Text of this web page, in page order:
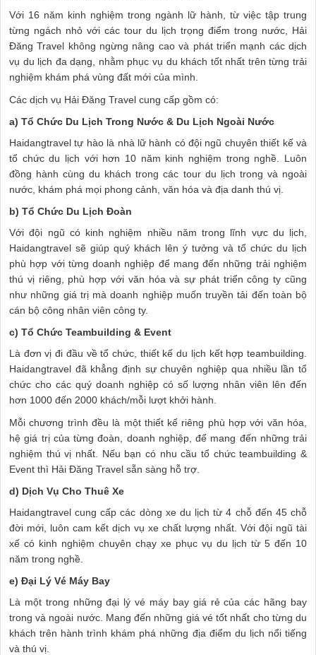
Với 16 năm kinh nghiệm trong ngành lữ hành, từ việc tập trung
từng ngách nhỏ với các tour du lịch trọng điểm trong nước, Hải
Đăng Travel không ngừng nâng cao và phát triển mạnh các dịch
vụ du lịch đa dạng, nhằm phục vụ du khách tốt nhất trên từng trải
nghiệm khám phá vùng đất mới của mình.
Các dịch vụ Hải Đăng Travel cung cấp gồm có:
a) Tổ Chức Du Lịch Trong Nước & Du Lịch Ngoài Nước
Haidangtravel tự hào là nhà lữ hành có đội ngũ chuyên thiết kế và
tổ chức du lịch với hơn 10 năm kinh nghiệm trong nghề. Luôn
đồng hành cùng du khách trong các tour du lịch trong và ngoài
nước, khám phá mọi phong cảnh, văn hóa và địa danh thú vị.
b) Tổ Chức Du Lịch Đoàn
Với đội ngũ có kinh nghiệm nhiều năm trong lĩnh vực du lịch,
Haidangtravel sẽ giúp quý khách lên ý tưởng và tổ chức du lịch
phù hợp với từng doanh nghiệp để mang đến những trải nghiệm
thú vị riêng, phù hợp với văn hóa và sự phát triển công ty cũng
như những giá trị mà doanh nghiệp muốn truyền tải đến toàn bộ
cán bộ công nhân viên công ty.
c) Tổ Chức Teambuilding & Event
Là đơn vị đi đầu về tổ chức, thiết kế du lịch kết hợp teambuilding.
Haidangtravel đã khẳng định sự chuyên nghiệp qua nhiều lần tổ
chức cho các quý doanh nghiệp có số lượng nhân viên lên đến
hơn 1000 đến 2000 khách/mỗi lượt khởi hành.
Mỗi chương trình đều là một thiết kế riêng phù hợp với văn hóa,
hệ giá trị của từng đoàn, doanh nghiệp, để mang đến những trải
nghiệm thú vị nhất. Nếu bạn có nhu cầu tổ chức teambuilding &
Event thì Hải Đăng Travel sẵn sàng hỗ trợ.
d) Dịch Vụ Cho Thuê Xe
Haidangtravel cung cấp các dòng xe du lịch từ 4 chỗ đến 45 chỗ
đời mới, luôn cam kết dịch vụ xe chất lượng nhất. Với đội ngũ tài
xế có kinh nghiệm chuyên chạy xe phục vụ du lịch từ 5 đến 10
năm trong nghề.
e) Đại Lý Vé Máy Bay
Là một trong những đại lý vé máy bay giá rẻ của các hãng bay
trong và ngoài nước. Mang đến những giá vé tốt nhất cho từng du
khách trên hành trình khám phá những địa điểm du lịch nổi tiếng
và thú vị.